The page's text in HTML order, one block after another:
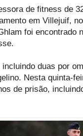
de fitness de
em Villejuif,
foi encontrado
duas por
Nesta quinta-
de prisão,